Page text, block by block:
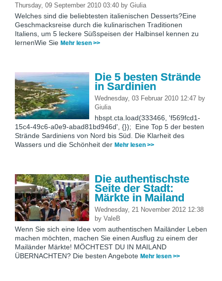
Thursday, 09 September 2010 03:40 by Giulia
Welches sind die beliebtesten italienischen Desserts?Eine
Geschmacksreise durch die kulinarischen Traditionen
Italiens, um 5 leckere Süßspeisen der Halbinsel kennen zu
lernenWie Sie Mehr lesen >>
Die 5 besten Strände
in Sardinien
Wednesday, 03 Februar 2010 12:47 by
Giulia
hbspt.cta.load(333466, 'f569fcd1-
15c4-49c6-a0e9-abad81bd946d', {}); Eine Top 5 der besten
Strände Sardiniens von Nord bis Süd. Die Klarheit des
Wassers und die Schönheit der Mehr lesen >>
Die authentischste
Seite der Stadt:
Märkte in Mailand
Wednesday, 21 November 2012 12:38
by ValeB
Wenn Sie sich eine Idee vom authentischen Mailänder Leben
machen möchten, machen Sie einen Ausflug zu einem der
Mailänder Märkte! MÖCHTEST DU IN MAILAND
ÜBERNACHTEN? Die besten Angebote Mehr lesen >>